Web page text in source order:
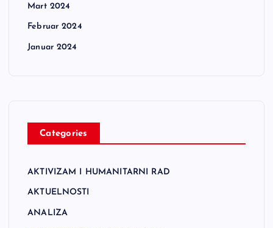
Mart 2024
Februar 2024
Januar 2024
Categories
AKTIVIZAM I HUMANITARNI RAD
AKTUELNOSTI
ANALIZA